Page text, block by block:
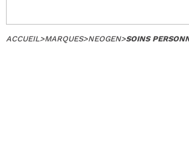
ACCUEIL>MARQUES>NEOGEN>SOINS